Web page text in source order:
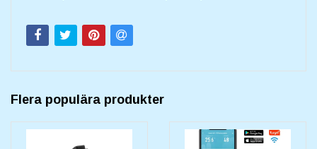
Flera populära produkter